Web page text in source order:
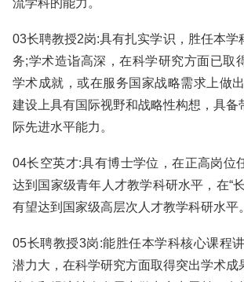
流学科的能力。
03长聘教授2岗:具有扎实学识，胜任本学
务;学术造诣高深，在科学研究方面已取
学术成就，或在服务国家战略需求上做
建设上具有国际视野和战略性构想，具备
际先进水平能力。
04长空英才:具有博士学位，在正高岗位
达到国家级青年人才教学科研水平，在“
有望达到国家级高层次人才教学科研水平。
05长聘教授3岗:能胜任本学科核心课程
潜力大，在科学研究方面取得突出学术成